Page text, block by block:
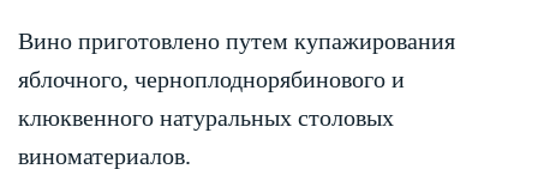
Вино приготовлено путем купажирования
яблочного, черноплоднорябинового и
клюквенного натуральных столовых
виноматериалов.